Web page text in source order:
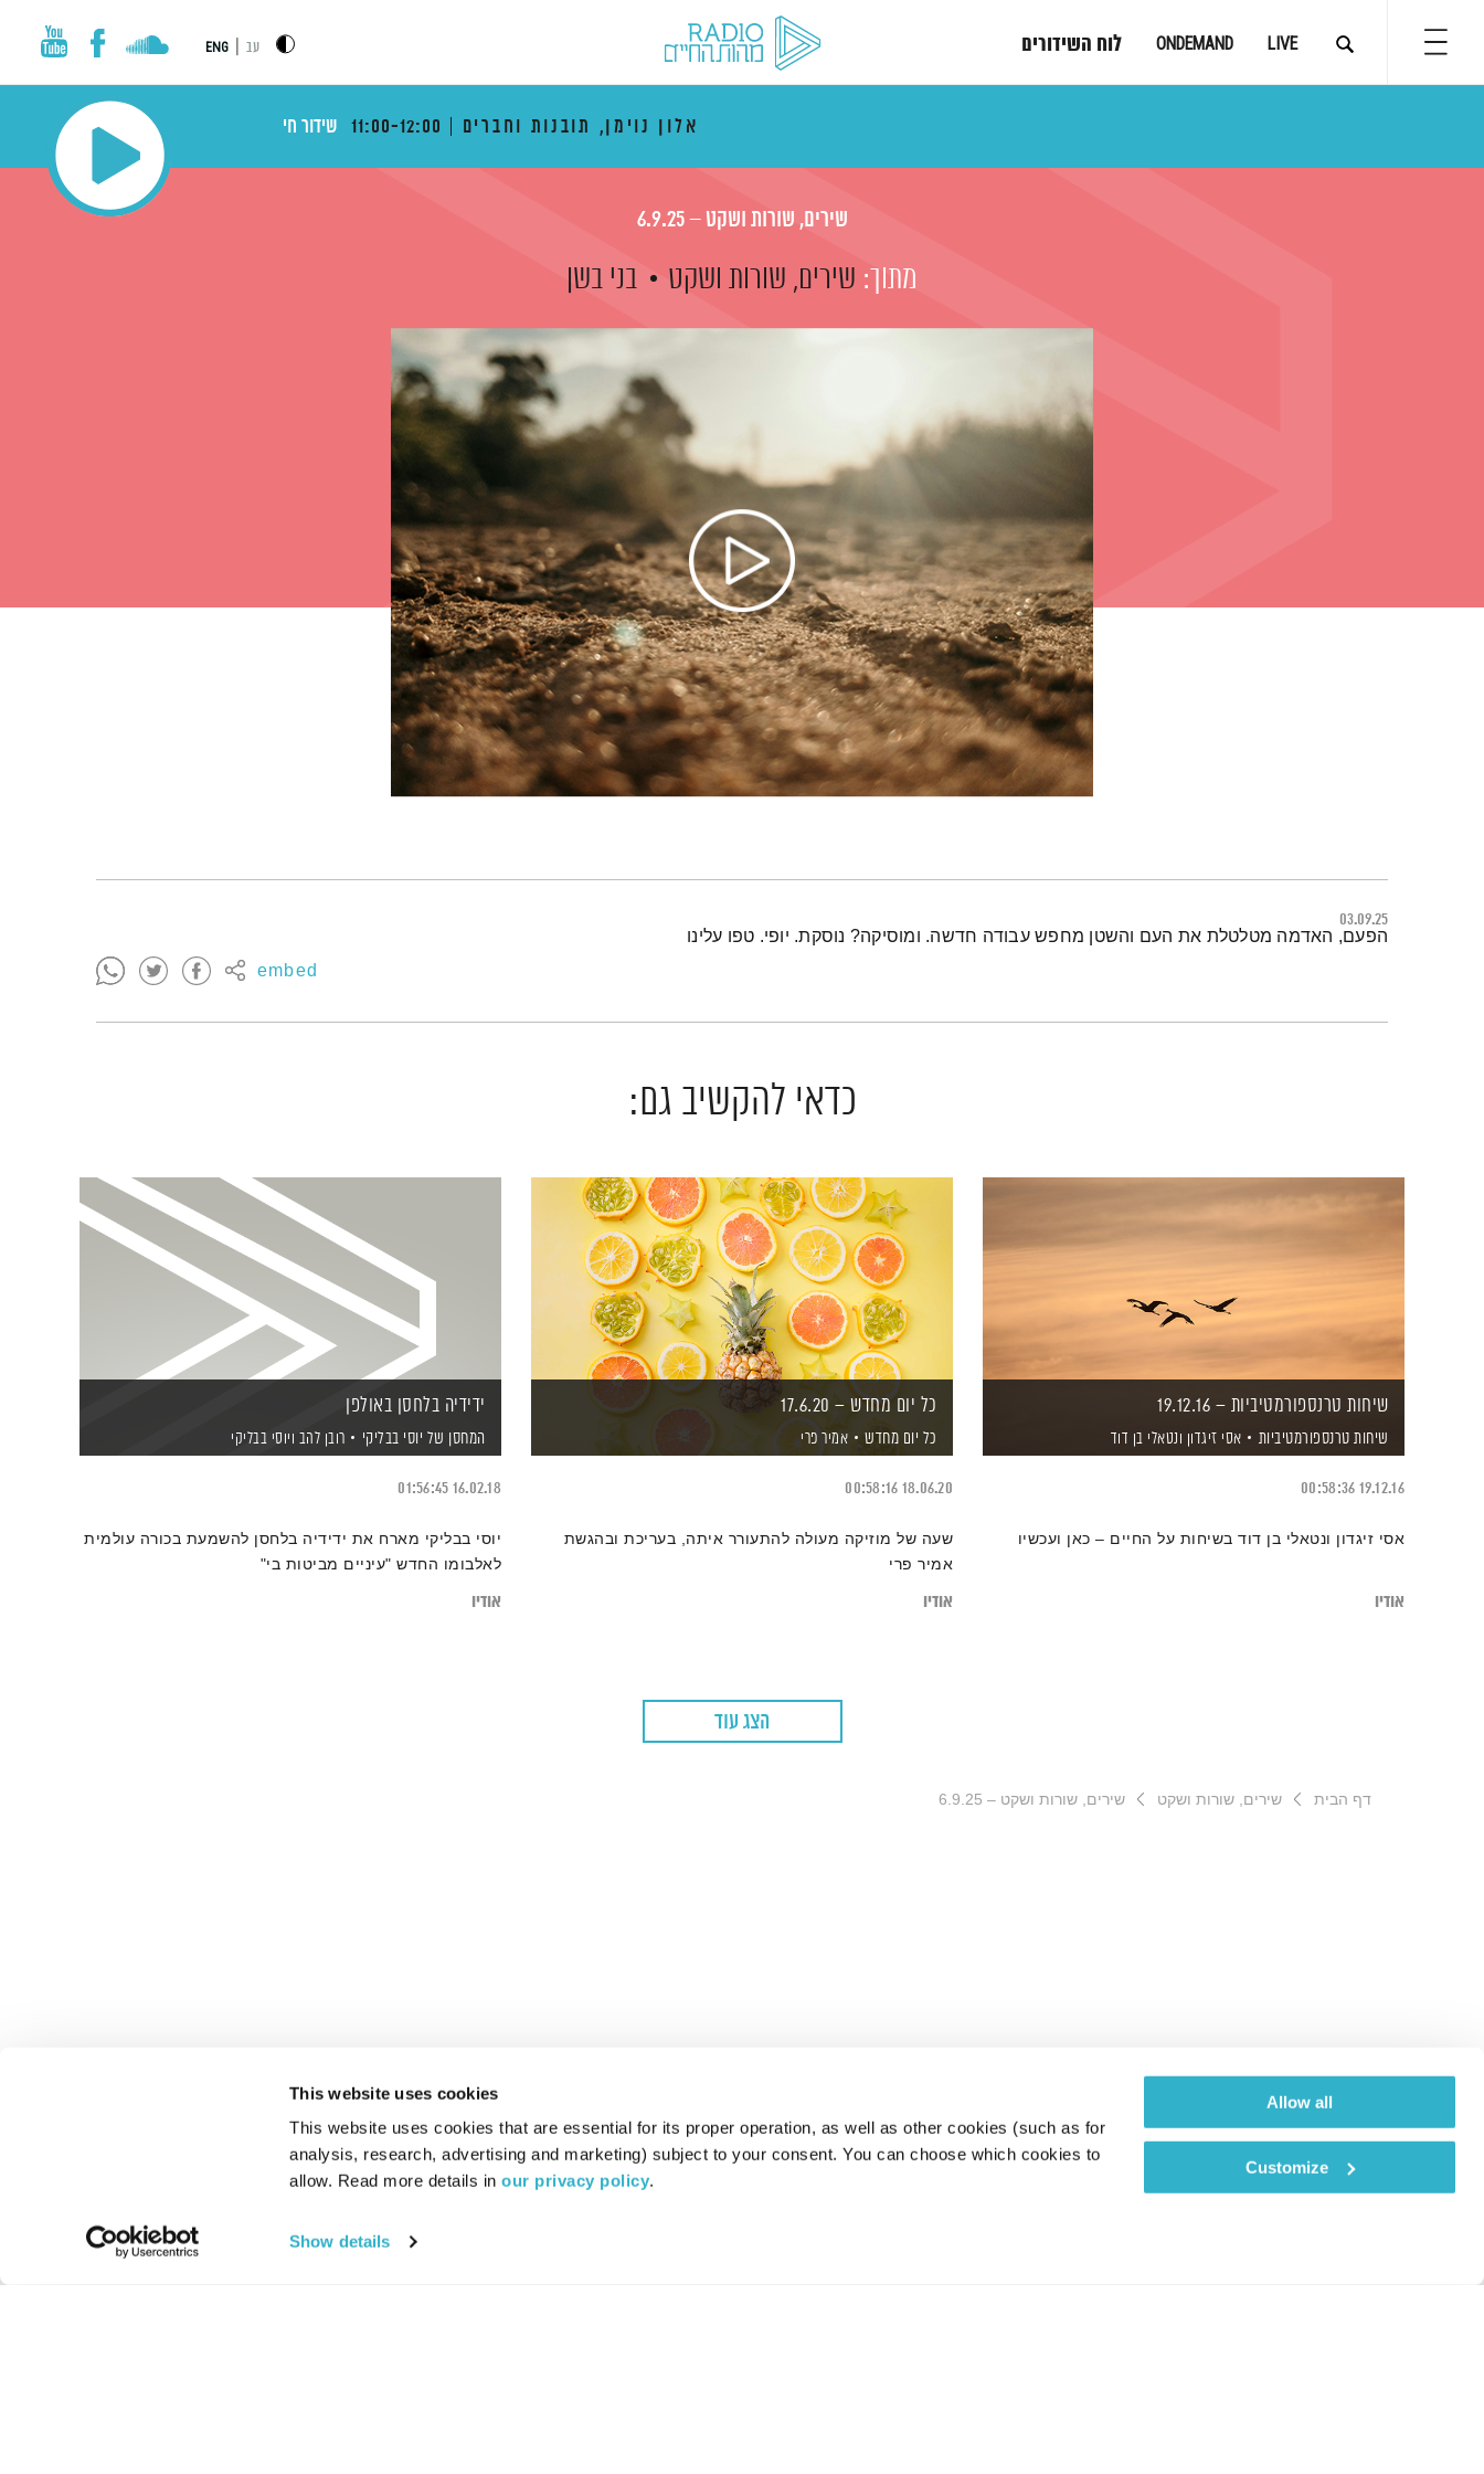
This website uses cookies
This website uses cookies that are essential for its proper operation, as well as other cookies (such as for
analysis, research, advertising and marketing) subject to your consent. You can choose which cookies to
allow. Read more details in our privacy policy.
Show details
Allow all
Customize
LIVE
ONDEMAND לוח השידורים עב ENG
אלון נוימן, תובנות וחברים 11:00-12:00 שידור חי
שירים, שורות ושקט – 6.9.25
מתוך: שירים, שורות ושקט בני בשן
03.09.25
embed
תמצית הפודקאסט
הפעם, האדמה מטלטלת את העם והשטן מחפש עבודה חדשה. ומוסיקה? נוסקת. יופי. טפו עלינו
כדאי להקשיב גם:
שיחות טרנספורמטיביות – 19.12.16
שיחות טרנספורמטיביות אסי זיגדון ונטאלי בן דוד
19.12.16
00:58:36
אסי זיגדון ונטאלי בן דוד בשיחות על החיים – כאן ועכשיו
אודיו
כל יום מחדש – 17.6.20
כל יום מחדש אמיר פרי
18.06.20
00:58:16
שעה של מוזיקה מעולה להתעורר איתה, בעריכת ובהגשת
אמיר פרי
אודיו
ידידיה בלחסן באולפן
המחסן של יוסי בבליקי רובן להב ויוסי בבליקי
16.02.18
01:56:45
יוסי בבליקי מארח את ידידיה בלחסן להשמעת בכורה עולמית
לאלבומו החדש "עיניים מביטות בי"
אודיו
הצג עוד
דף הבית שירים, שורות ושקט שירים, שורות ושקט – 6.9.25